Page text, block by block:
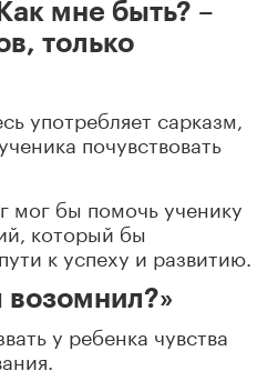
мне быть? –
только
употребляет сарказм,
почувствовать
мог бы помочь ученику
который бы
к успеху и развитию.
возомнил?»
у ребенка чувства